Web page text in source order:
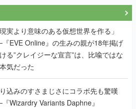
現実より意味のある仮想世界を作る」
EVE Online』の生みの親が18年掲げ
る”クレイジーな宣言”は、比喩ではな
気だった
込みのすさまじさにコラボ先も驚嘆
Wizardry Variants Daphne』